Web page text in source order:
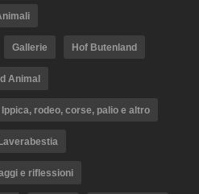
Gallerie Hof Butenland
Animal
Ippica, rodeo, corse, palio e altro
Laverabestia
e riflessioni